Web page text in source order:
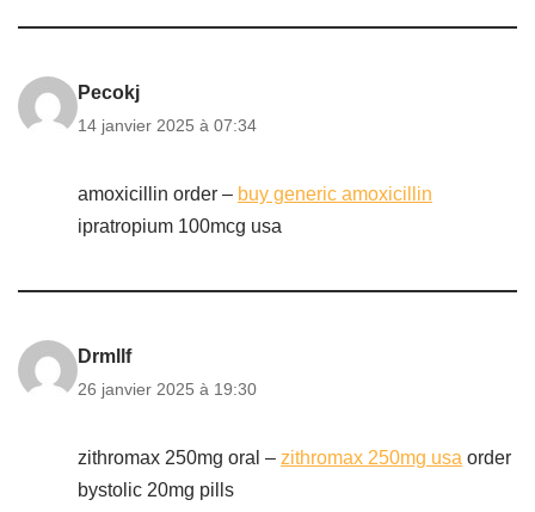
Pecokj
14 janvier 2025 à 07:34
amoxicillin order – buy generic amoxicillin
ipratropium 100mcg usa
Drmllf
26 janvier 2025 à 19:30
zithromax 250mg oral – zithromax 250mg usa order
bystolic 20mg pills